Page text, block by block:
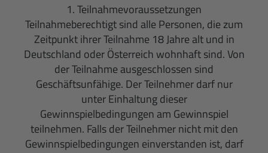
1. Teilnahmevoraussetzungen
Teilnahmeberechtigt sind alle Personen, die zum
Zeitpunkt ihrer Teilnahme 18 Jahre alt und in
Deutschland oder Österreich wohnhaft sind. Von
der Teilnahme ausgeschlossen sind
Geschäftsunfähige. Der Teilnehmer darf nur
unter Einhaltung dieser
Gewinnspielbedingungen am Gewinnspiel
teilnehmen. Falls der Teilnehmer nicht mit den
Gewinnspielbedingungen einverstanden ist, darf